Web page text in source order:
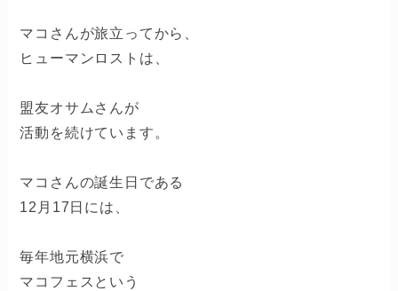
マコさんが旅立ってから、
ヒューマンロストは、
盟友オサムさんが
活動を続けています。
マコさんの誕生日である
12月17日には、
毎年地元横浜で
マコフェスという